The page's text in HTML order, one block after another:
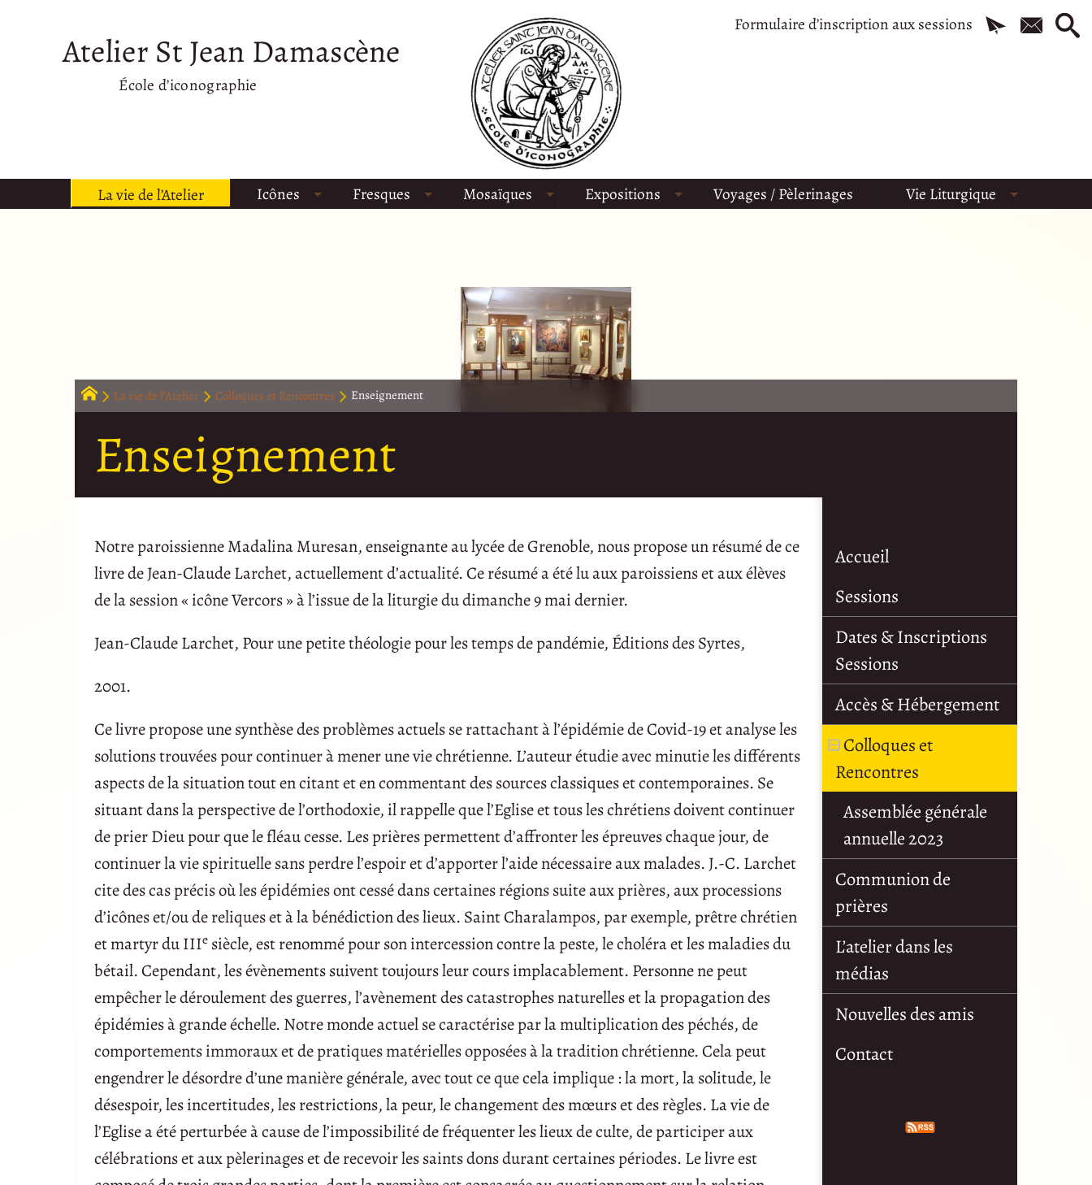
Formulaire d’inscription aux sessions
Atelier St Jean Damascène
École d’iconographie
La vie de l’Atelier Icônes Fresques Mosaïques Expositions Voyages / Pèlerinages Vie Liturgique
La vie de l’Atelier Colloques et Rencontres Enseignement
Enseignement
Notre paroissienne Madalina Muresan, enseignante au lycée de Grenoble, nous propose un résumé de ce
livre de Jean-Claude Larchet, actuellement d’actualité. Ce résumé a été lu aux paroissiens et aux élèves
de la session « icône Vercors » à l’issue de la liturgie du dimanche 9 mai dernier.
Jean-Claude Larchet, Pour une petite théologie pour les temps de pandémie, Éditions des Syrtes,
2001.
Ce livre propose une synthèse des problèmes actuels se rattachant à l’épidémie de Covid-19 et analyse les
solutions trouvées pour continuer à mener une vie chrétienne. L’auteur étudie avec minutie les différents
aspects de la situation tout en citant et en commentant des sources classiques et contemporaines. Se
situant dans la perspective de l’orthodoxie, il rappelle que l’Eglise et tous les chrétiens doivent continuer
de prier Dieu pour que le fléau cesse. Les prières permettent d’affronter les épreuves chaque jour, de
continuer la vie spirituelle sans perdre l’espoir et d’apporter l’aide nécessaire aux malades. J.-C. Larchet
cite des cas précis où les épidémies ont cessé dans certaines régions suite aux prières, aux processions
d’icônes et/ou de reliques et à la bénédiction des lieux. Saint Charalampos, par exemple, prêtre chrétien
et martyr du IIIe siècle, est renommé pour son intercession contre la peste, le choléra et les maladies du
bétail. Cependant, les évènements suivent toujours leur cours implacablement. Personne ne peut
empêcher le déroulement des guerres, l’avènement des catastrophes naturelles et la propagation des
épidémies à grande échelle. Notre monde actuel se caractérise par la multiplication des péchés, de
comportements immoraux et de pratiques matérielles opposées à la tradition chrétienne. Cela peut
engendrer le désordre d’une manière générale, avec tout ce que cela implique : la mort, la solitude, le
désespoir, les incertitudes, les restrictions, la peur, le changement des mœurs et des règles. La vie de
l’Eglise a été perturbée à cause de l’impossibilité de fréquenter les lieux de culte, de participer aux
célébrations et aux pèlerinages et de recevoir les saints dons durant certaines périodes. Le livre est
Accueil
Sessions
Dates & Inscriptions
Sessions
Accès & Hébergement
Colloques et
Rencontres
Assemblée générale
annuelle 2023
Communion de
prières
L’atelier dans les
médias
Nouvelles des amis
Contact